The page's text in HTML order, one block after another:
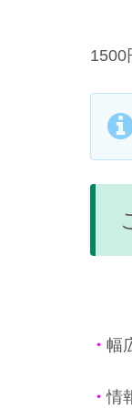
1500
・ 幅
・情